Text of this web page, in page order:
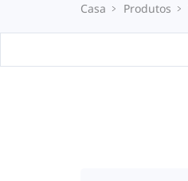
Casa Produtos